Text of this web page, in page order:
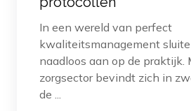
In een wereld van perfect
kwaliteitsmanagement
naadloos aan op de praktijk.
zorgsector bevindt zich in
de ...